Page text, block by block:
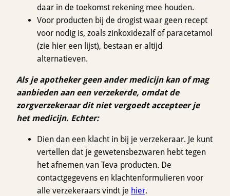
daar in de toekomst rekening mee houden.
Voor producten bij de drogist waar geen recept
voor nodig is, zoals zinkoxidezalf of paracetamol
(zie hier een lijst), bestaan er altijd
alternatieven.
Als je apotheker geen ander medicijn kan ofmag
aanbieden aan een verzekerde, omdat de
zorgverzekeraar dit niet vergoedt accepteer je
het medicijn. Echter:
Dien dan een klacht in bij je verzekeraar. Je kunt
vertellen dat je gewetensbezwaren hebt tegen
het afnemen van Teva producten. De
contactgegevens en klachtenformulieren voor
alle verzekeraars vindt je hier.